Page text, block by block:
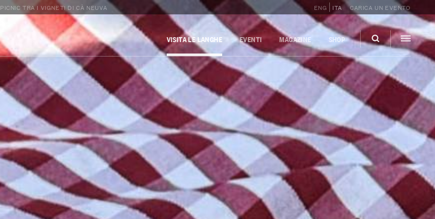
PICNIC TRA I VIGNETI DI CÀ NEUVA ENG ITA CARICA UN EVENTO
VISITA LE LANGHE EVENTI MAGAZINE SHOP